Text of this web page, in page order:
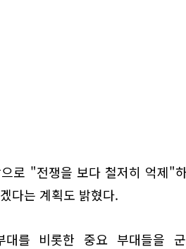
로 "전쟁을 보다 철저히 억제"
다는 계획도 밝혔다.
를 비롯한 중요 부대들을